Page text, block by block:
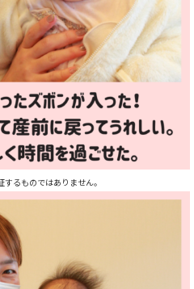
するものではありません。